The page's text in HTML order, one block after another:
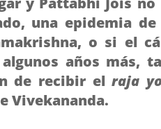
una epidemia
o si el
años más,
de recibir elraja
Vivekananda.